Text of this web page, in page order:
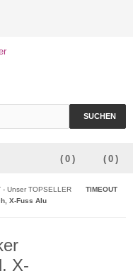
SUCHEN
( 0 )
( 0 )
- Unser TOPSELLER
TIMEOUT
X-Fuss Alu
X-